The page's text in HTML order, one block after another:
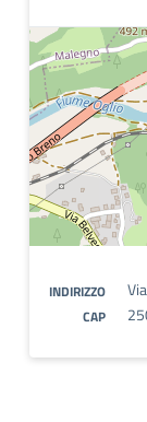
INDIRIZZO
CAP